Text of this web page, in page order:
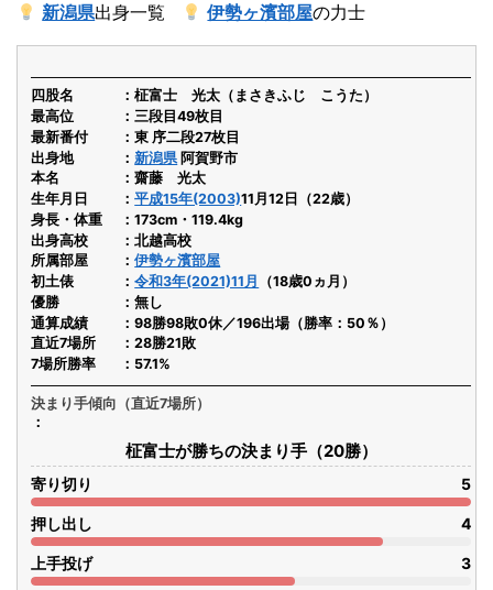
新潟県出身一覧 伊勢ヶ濱部屋の力士
四股名
柾富士 光太（まさきふじ こうた）
最高位
三段目49枚目
最新番付
東 序二段27枚目
出身地
新潟県 阿賀野市
本名
齋藤 光太
生年月日
平成15年(2003)11月12日（22歳）
身長・体重
173cm・119.4kg
出身高校
北越高校
所属部屋
伊勢ヶ濱部屋
初土俵
令和3年(2021)11月
（18歳0ヵ月）
優勝
無し
通算成績
98勝98敗0休／196出場（勝率：50％）
直近7場所
28勝21敗
7場所勝率
57.1%
決まり手傾向（直近7場所）
柾富士が勝ちの決まり手（20勝）
寄り切り 5
押し出し 4
上手投げ 3